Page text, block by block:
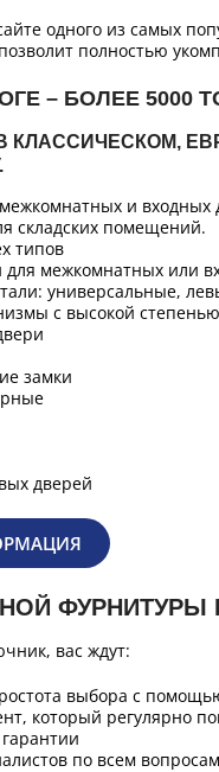
одного из самых
полностью
– БОЛЕЕ 5000
КЛАССИЧЕСКОМ,
и входных
складских помещений.
типов
межкомнатных или
универсальные,
с высокой степенью
замки
дверей
ФУРНИТУРЫ
вас ждут:
выбора с
который регулярно
по всем